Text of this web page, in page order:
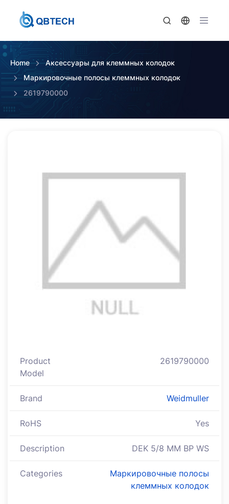
Home
Аксессуары для клеммных колодок
Маркировочные полосы клеммных колодок
2619790000
Product
Model
2619790000
Brand Weidmuller
RoHS Yes
Description DEK 5/8 MM BP WS
Categories
Маркировочные полосы
клеммных колодок